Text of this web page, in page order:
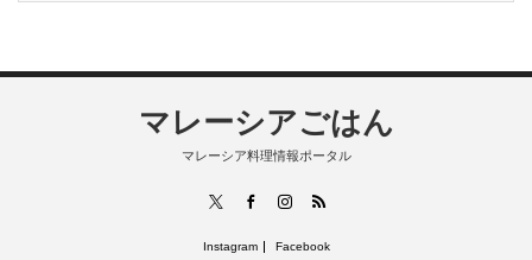
マレーシアごはん
マレーシア料理情報ポータル
FacebookInstagram
RSS
Instagram Facebook